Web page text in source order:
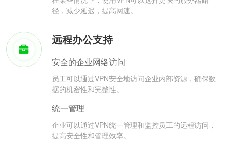
径，减少延迟，提高网速。
远程办公支持
安全的企业网络访问
员工可以通过VPN安全地访问企业内部资源，确保数
据的机密性和完整性。
统一管理
企业可以通过VPN统一管理和监控员工的远程访问，
提高安全性和管理效率。